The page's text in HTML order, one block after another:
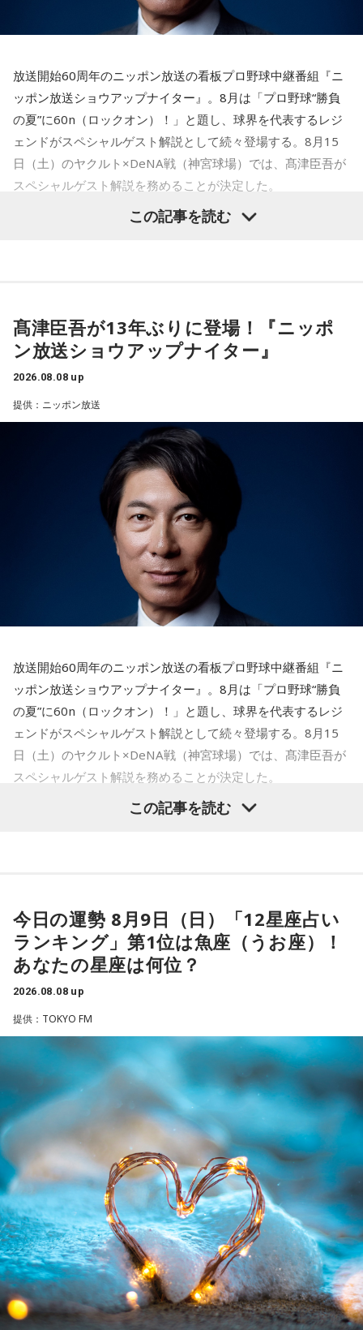
■監修者プロフィール：蝶ちょ（ちょうちょ）
池袋占い館セレーネ所属。電話占いメルにも出演。第六感で
命、宿曜占星術でオーダーメイドの鑑定を手掛ける。転職、
結婚、離別など多くの経験から、今どう動くべきか悩む人に
寄り添いナビゲートする。
Webサイト： https://selene-uranai.com/
YouTube：https://www.youtube.com/@ataru-uranai
鳩のぬいぐるみは「愛情」を暗示しています。あなたは追い
詰められても、自分より大切な誰かを思い浮かべる、利他的
なタイプ。窮地でこそ人にやさしくできる、あたたかい心の
持ち主です。ただ、自分を後回しにしすぎないよう気をつけ
てください。
2．身分証……本性は「したたかな悪魔」
身分証は「あなた自身の存在」を暗示しています。あなたは
窮地に立たされると、何よりまず自分を守り抜く、利己的な
乾電池は「内に秘めたエネルギー」を暗示しています。あな
たは追い詰められると、理屈より先に、その時の衝動でとっ
さに動く本能タイプ。ある意味では、いちばん人間らしいか
もしれません。勢いが吉と出ることも多いですが、一呼吸置
いて考える癖もつけてみて。
4．懐中電灯……本性は「冷静な神様!?」
懐中電灯は「今後の見通し」を暗示しています。あなたは極
限の場面でもパニックにならず、状況を一歩引いて見極める
冷静沈着なタイプ。感情に飲まれず、俯瞰して考えられるタ
イプです。ただ、いつも冷静すぎると近寄りがたく見られる
こともあるので、時には素直になってみましょう。
天使も悪魔も、どちらもあなたの一部。自分の中の両方を知
っておくことが、いざという時の本当の強さになるのかもし
■監修者プロフィール：蝶ちょ（ちょうちょ）
池袋占い館セレーネ所属。電話占いメルにも出演。第六感で
人の想いを捉える羅針盤ヒーラー。霊感タロット、四柱推
命、宿曜占星術でオーダーメイドの鑑定を手掛ける。転職、
結婚、離別など多くの経験から、今どう動くべきか悩む人に
寄り添いナビゲートする。
Webサイト：https://selene-uranai.com/
放送開始60周年のニッポン放送の看板プロ野球中継番組『ニ
ッポン放送ショウアップナイター』。8月は「プロ野球“勝負
の夏”に60n（ロックオン）！」と題し、球界を代表するレジ
ェンドがスペシャルゲスト解説として続々登場する。8月15
日（土）のヤクルト×DeNA戦（神宮球場）では、髙津臣吾が
スペシャルゲスト解説を務めることが決定した。
シーズン、ヤクルトの監督を務め、前年最下位からの日本
一、球団初のリーグ連覇を成し遂げた。
選手としても指揮官としてもヤクルトが誇る球界のレジェン
ドといえる髙津が8月15日（土）に神宮球場で行われる「ヤ
クルト×DeNA」に『ニッポン放送ショウアップナイター』の
スペシャルゲスト解説として登場する。現役時代は『ニッポ
ン放送ショウアップナイター』の事前情報番組でレギュラー
出演コーナーを持つなど、ニッポン放送リスナーにはお馴染
みの髙津だが、『ニッポン放送ショウアップナイター』で解
説を務めるのは2013年以来、13年ぶりとなる。
ペナントレースも終盤に差し掛かり、古巣・ヤクルトにとっ
て勝負の夏となる神宮球場の一戦での髙津氏ならではの視点
『ニッポン放送ショウアップナイター』では、今後も60周年
のアニバーサリーイヤーにふさわしい球界のレジェンドたち
がスペシャルゲスト解説者として登場する。さらに、リスナ
ーにとって嬉しい夏の味覚や現金が当たるプレゼント企画も
実施する。
ペナントレース終盤の神宮球場、一つ一つのプレーの重みが
増す独特の緊張感を、ラジオを通じてお伝えできればと思い
ます。
「ニッポン放送ショウアップナイター ヤクルト×DeNA」
■放送日時：8月15日（土） 17時50分～試合終了 （延長対
応あり）
■スペシャルゲスト解説：髙津臣吾
■実況：師岡正雄アナウンサー
■番組X：@showup1242
■ハッシュタグ：#ショウアップナイター #60n
■メールアドレス：89@1242.com
■番組ホームページ：https://www.1242.com/showup
この記事を読む
髙津臣吾が13年ぶりに登場！『ニッポ
ン放送ショウアップナイター』
2026.08.08 up
提供：ニッポン放送
放送開始60周年のニッポン放送の看板プロ野球中継番組『ニ
ッポン放送ショウアップナイター』。8月は「プロ野球“勝負
の夏”に60n（ロックオン）！」と題し、球界を代表するレジ
ェンドがスペシャルゲスト解説として続々登場する。8月15
日（土）のヤクルト×DeNA戦（神宮球場）では、髙津臣吾が
スペシャルゲスト解説を務めることが決定した。
シーズン、ヤクルトの監督を務め、前年最下位からの日本
一、球団初のリーグ連覇を成し遂げた。
選手としても指揮官としてもヤクルトが誇る球界のレジェン
ドといえる髙津が8月15日（土）に神宮球場で行われる「ヤ
クルト×DeNA」に『ニッポン放送ショウアップナイター』の
スペシャルゲスト解説として登場する。現役時代は『ニッポ
ン放送ショウアップナイター』の事前情報番組でレギュラー
出演コーナーを持つなど、ニッポン放送リスナーにはお馴染
みの髙津だが、『ニッポン放送ショウアップナイター』で解
説を務めるのは2013年以来、13年ぶりとなる。
ペナントレースも終盤に差し掛かり、古巣・ヤクルトにとっ
て勝負の夏となる神宮球場の一戦での髙津氏ならではの視点
に注目が集まる。
『ニッポン放送ショウアップナイター』では、今後も60周年
のアニバーサリーイヤーにふさわしい球界のレジェンドたち
がスペシャルゲスト解説者として登場する。さらに、リスナ
この記事を読む
今日の運勢 8月9日（日）「12星座占い
ランキング」第1位は魚座（うお座）！
あなたの星座は何位？
2026.08.08 up
提供：TOKYO FM